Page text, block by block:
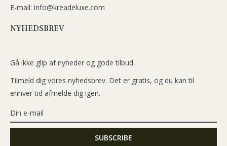
E-mail: info@kreadeluxe.com
NYHEDSBREV
Gå ikke glip af nyheder og gode tilbud.
Tilmeld dig vores nyhedsbrev. Det er gratis, og du kan til
enhver tid afmelde dig igen.